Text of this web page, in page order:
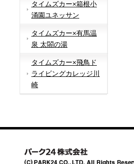
タイムズカー×箱根小
涌園ユネッサン
タイムズカー×有馬温
泉 太閤の湯
タイムズカー×飛鳥ド
ライビングカレッジ川
崎